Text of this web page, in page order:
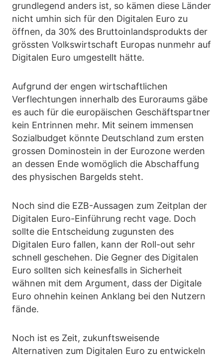
grundlegend anders ist, so kämen diese Länder
nicht umhin sich für den Digitalen Euro zu
öffnen, da 30% des Bruttoinlandsprodukts der
grössten Volkswirtschaft Europas nunmehr auf
Digitalen Euro umgestellt hätte.
Aufgrund der engen wirtschaftlichen
Verflechtungen innerhalb des Euroraums gäbe
es auch für die europäischen Geschäftspartner
kein Entrinnen mehr. Mit seinem immensen
Sozialbudget könnte Deutschland zum ersten
grossen Dominostein in der Eurozone werden
an dessen Ende womöglich die Abschaffung
des physischen Bargelds steht.
Noch sind die EZB-Aussagen zum Zeitplan der
Digitalen Euro-Einführung recht vage. Doch
sollte die Entscheidung zugunsten des
Digitalen Euro fallen, kann der Roll-out sehr
schnell geschehen. Die Gegner des Digitalen
Euro sollten sich keinesfalls in Sicherheit
wähnen mit dem Argument, dass der Digitale
Euro ohnehin keinen Anklang bei den Nutzern
fände.
Noch ist es Zeit, zukunftsweisende
Alternativen zum Digitalen Euro zu entwickeln